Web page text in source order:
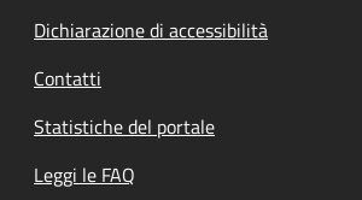
Dichiarazione di accessibilità
Contatti
Statistiche del portale
Leggi le FAQ